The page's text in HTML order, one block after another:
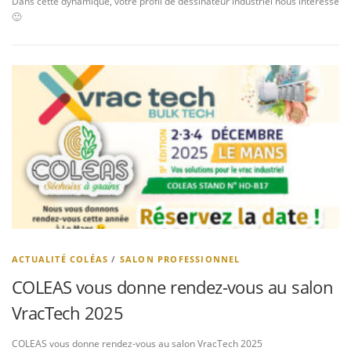
🙂
ACTUALITÉ COLÉAS / SALON PROFESSIONNEL
COLEAS vous donne rendez-vous au salon
VracTech 2025
COLEAS vous donne rendez-vous au salon VracTech 2025